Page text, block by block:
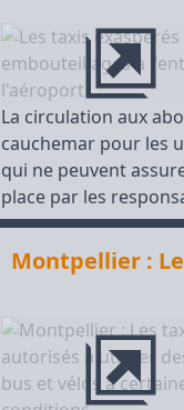
La circulation aux
cauchemar pour les
qui ne peuvent
place par les
Montpellier :